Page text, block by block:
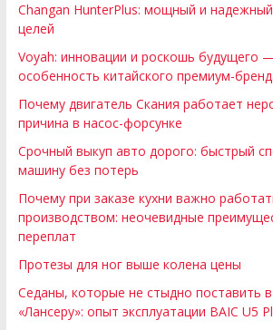
Changan HunterPlus: мощный и надежный
целей
Voyah: инновации и роскошь будущего
особенность китайского премиум-
Почему двигатель Скания работает
причина в насос-форсунке
Срочный выкуп авто дорого: быстрый
машину без потерь
Почему при заказе кухни важно
производством: неочевидные
переплат
Протезы для ног выше колена цены
Седаны, которые не стыдно поставить
«Лансеру»: опыт эксплуатации BAIC U5